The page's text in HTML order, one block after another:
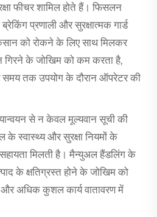
फीचर शामिल होते हैं। फिसलन
प्रणाली और सुरक्षात्मक गार्ड
को रोकने के लिए साथ मिलकर
गिरने के जोखिम को कम करता है,
तक उपयोग के दौरान ऑपरेटर की
से न केवल मूल्यवान सूची की
के स्वास्थ्य और सुरक्षा नियमों के
मिलती है। मैन्युअल हैंडलिंग के
के क्षतिग्रस्त होने के जोखिम को
अधिक कुशल कार्य वातावरण में